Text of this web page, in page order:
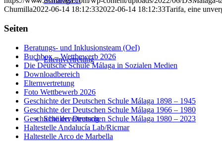
Elternvertretung
Schülervertretung
teilen
Chumilla2022-06-14 18:12:332022-06-14 18:12:33Tarifa, eine
Seiten
Beratungs- und Inklusionsteam (OeI)
Buchbox – Wettbewerb 2026
Die Deutsche Schule Málaga in Sozialen Medien
Downloadbereich
Elternvertretung
Foto Wettbewerb 2026
Geschichte der Deutschen Schule Málaga 1898 – 1945
Geschichte der Deutschen Schule Málaga 1966 – 1980
Geschichte der Deutschen Schule Málaga 1980 – 2023
Haltestelle Andalucía Lab/Ricmar
Haltestelle Arco de Marbella